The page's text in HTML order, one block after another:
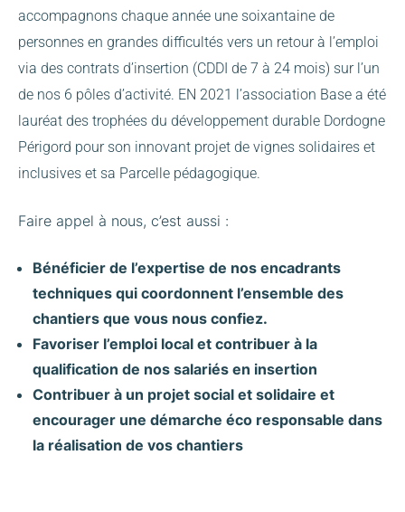
accompagnons chaque année une soixantaine de
personnes en grandes difficultés vers un retour à l’emploi
via des contrats d’insertion (CDDI de 7 à 24 mois) sur l’un
de nos 6 pôles d’activité. EN 2021 l’association Base a été
lauréat des trophées du développement durable Dordogne
Périgord pour son innovant projet de vignes solidaires et
inclusives et sa Parcelle pédagogique.
Faire appel à nous, c’est aussi :
Bénéficier de l’expertise de nos encadrants
techniques qui coordonnent l’ensemble des
chantiers que vous nous confiez.
Favoriser l’emploi local et contribuer à la
qualification de nos salariés en insertion
Contribuer à un projet social et solidaire et
encourager une démarche éco responsable dans
la réalisation de vos chantiers